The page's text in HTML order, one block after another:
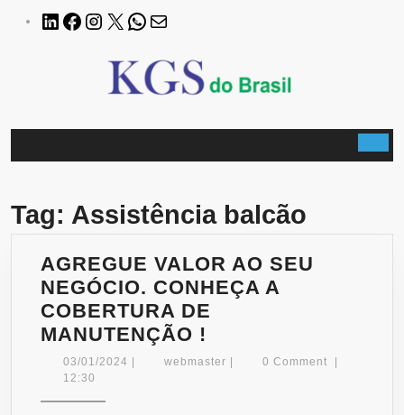
LinkedInFacebook
Instagram
X WhatsApp
Tag: Assistência balcão
AGREGUE VALOR AO SEU
NEGÓCIO. CONHEÇA A
COBERTURA DE
MANUTENÇÃO !
VALOR
03/01/2024 03/01/2024webmaster webmaster0 Comment
12:30